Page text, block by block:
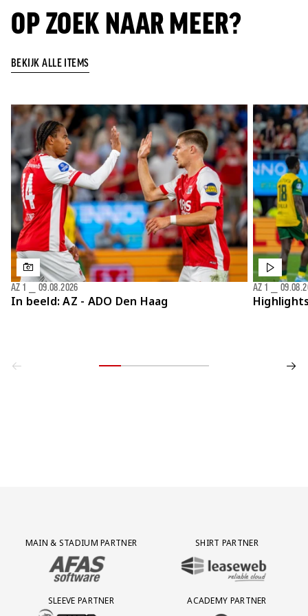
OP ZOEK NAAR MEER?
BEKIJK ALLE ITEMS
In beeld: AZ - ADO Den Haag
AZ 1 09.08.2026 AZ 1
Partner Logos Grid
MAIN & STADIUM PARTNER
BEZOEK ONZE MAIN & STADIUM PARTNER AFAS SOFTWARE
SHIRT PARTNER
BEZOEK ONZE SHIRT PARTNER
SLEEVE PARTNER
ACADEMY PARTNER